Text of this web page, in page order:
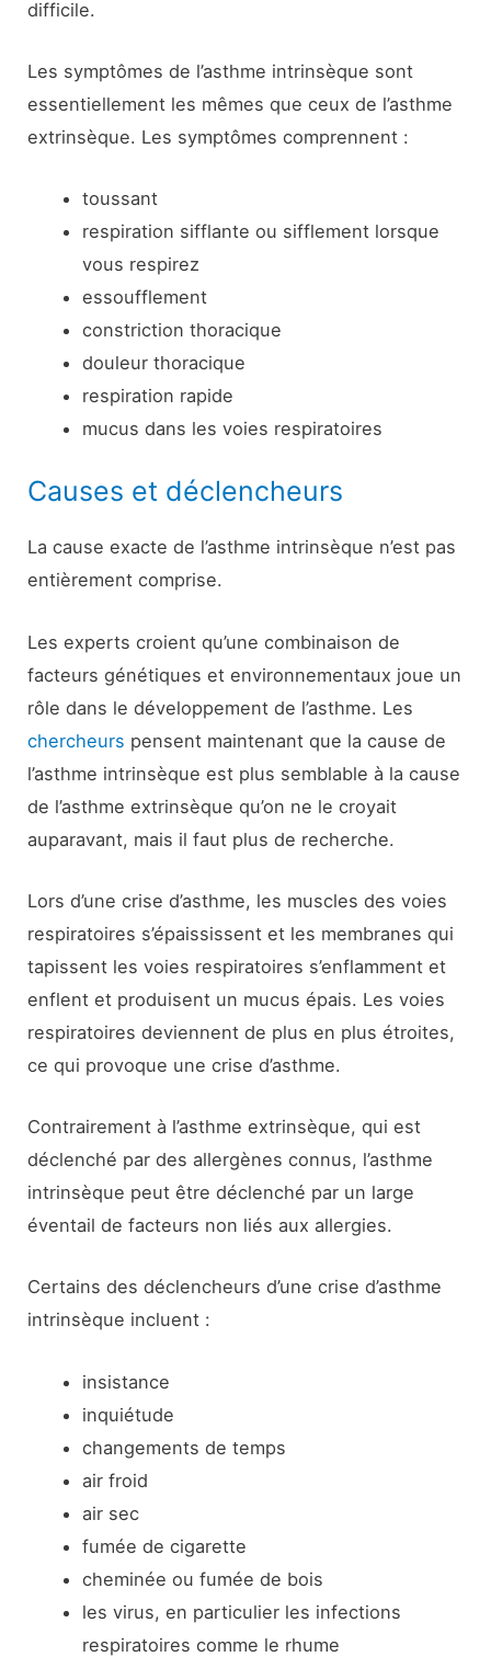
difficile.
Les symptômes de l’asthme intrinsèque sont
essentiellement les mêmes que ceux de l’asthme
extrinsèque. Les symptômes comprennent :
toussant
respiration sifflante ou sifflement lorsque
vous respirez
essoufflement
constriction thoracique
douleur thoracique
respiration rapide
mucus dans les voies respiratoires
Causes et déclencheurs
La cause exacte de l’asthme intrinsèque n’est pas
entièrement comprise.
Les experts croient qu’une combinaison de
facteurs génétiques et environnementaux joue un
rôle dans le développement de l’asthme. Les
chercheurs pensent maintenant que la cause de
l’asthme intrinsèque est plus semblable à la cause
de l’asthme extrinsèque qu’on ne le croyait
auparavant, mais il faut plus de recherche.
Lors d’une crise d’asthme, les muscles des voies
respiratoires s’épaississent et les membranes qui
tapissent les voies respiratoires s’enflamment et
enflent et produisent un mucus épais. Les voies
respiratoires deviennent de plus en plus étroites,
ce qui provoque une crise d’asthme.
Contrairement à l’asthme extrinsèque, qui est
déclenché par des allergènes connus, l’asthme
intrinsèque peut être déclenché par un large
éventail de facteurs non liés aux allergies.
Certains des déclencheurs d’une crise d’asthme
intrinsèque incluent :
insistance
inquiétude
changements de temps
air froid
air sec
fumée de cigarette
cheminée ou fumée de bois
les virus, en particulier les infections
respiratoires comme le rhume